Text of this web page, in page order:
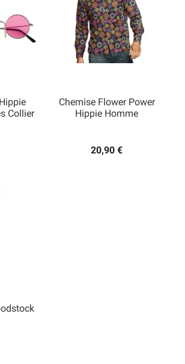
Collier
Chemise Flower Power
Hippie Homme
20,90 €